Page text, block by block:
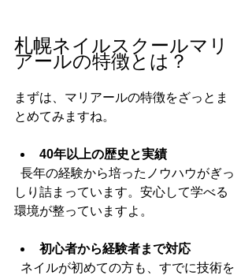
札幌ネイルスクールマリ
アールの特徴とは？
まずは、マリアールの特徴をざっとま
とめてみますね。
40年以上の歴史と実績
しり詰まっています。安心して学べる
環境が整っていますよ。
初心者から経験者まで対応